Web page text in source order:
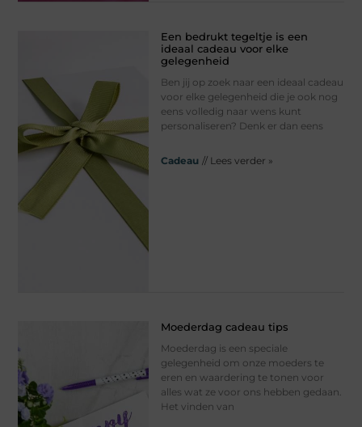
Een bedrukt tegeltje is een
ideaal cadeau voor elke
gelegenheid
Ben jij op zoek naar een ideaal cadeau
voor elke gelegenheid die je ook nog
eens volledig naar wens kunt
personaliseren? Denk er dan eens
Cadeau // Lees verder »
Moederdag cadeau tips
Moederdag is een speciale
gelegenheid om onze moeders te
eren en waardering te tonen voor
alles wat ze voor ons hebben gedaan.
Het vinden van